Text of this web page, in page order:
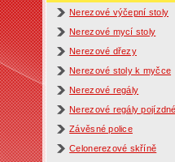
Nerezové výčepní stoly
Nerezové mycí stoly
Nerezové dřezy
Nerezové stoly k myčce
Nerezové regály
Nerezové regály pojízdné
Závěsné police
Celonerezové skříně